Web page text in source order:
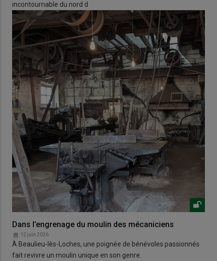
incontournable du nord d
Dans l’engrenage du moulin des mécaniciens
12 juin 2026
À Beaulieu-lès-Loches, une poignée de bénévoles passionnés
fait revivre un moulin unique en son genre.